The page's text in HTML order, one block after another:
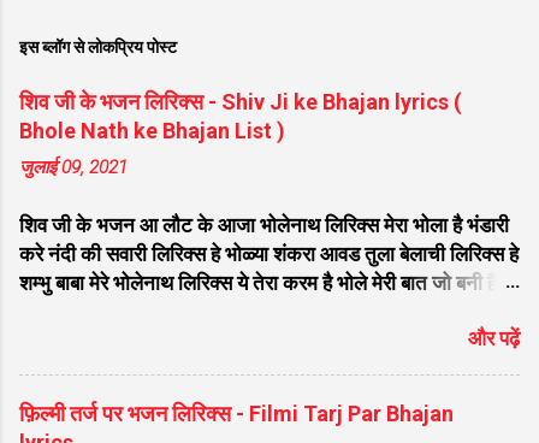
इस ब्लॉग से लोकप्रिय पोस्ट
शिव जी के भजन लिरिक्स - Shiv Ji ke Bhajan lyrics (
Bhole Nath ke Bhajan List )
जुलाई 09, 2021
शिव जी के भजन आ लौट के आजा भोलेनाथ लिरिक्स मेरा भोला है भंडारी
करे नंदी की सवारी लिरिक्स हे भोळ्या शंकरा आवड तुला बेलाची लिरिक्स हे
शम्भु बाबा मेरे भोलेनाथ लिरिक्स ये तेरा करम है भोले मेरी बात जो बनी है
गुलशन सा मेरे भोलेनाथ आये है लिरिक्स नगर में जोगी आया भेद कोई
समझ ना पाया लिरिक्स शिवजी तेरे द्वार हम भी आयेंगे लिरिक्स सांसो की
माला पे सिमरु मै शिव का नाम लिरिक्स डम डम डमरू बजाना होगा भोले
मेरी कुटिया में आना होगा लिरिक्स मेरे भोले से भोले बाबा लिरिक्स भोलेनाथ
और पढ़ें
फ़िल्मी तर्ज पर भजन लिरिक्स - Filmi Tarj Par Bhajan